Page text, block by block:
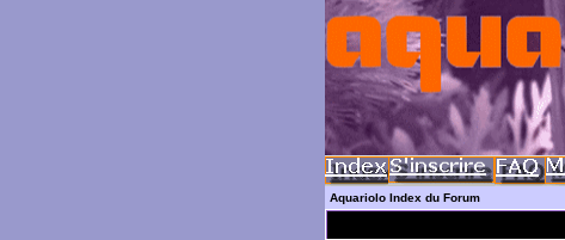
Aquariolo Index du Forum